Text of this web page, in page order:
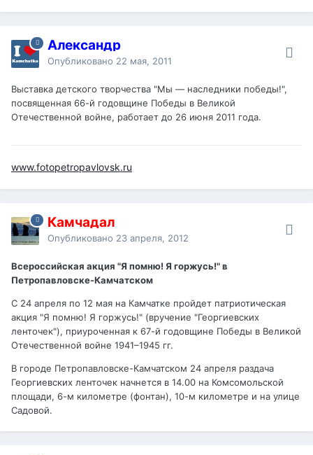
Александр
Опубликовано 22 мая, 2011
Выставка детского творчества "Мы — наследники победы!",
посвященная 66-й годовщине Победы в Великой
Отечественной войне, работает до 26 июня 2011 года.
www.fotopetropavlovsk.ru
Камчадал
Опубликовано 23 апреля, 2012
Всероссийская акция "Я помню! Я горжусь!" в
Петропавловске-Камчатском
С 24 апреля по 12 мая на Камчатке пройдет патриотическая
акция "Я помню! Я горжусь!" (вручение "Георгиевских
ленточек"), приуроченная к 67-й годовщине Победы в Великой
Отечественной войне 1941–1945 гг.
В городе Петропавловске-Камчатском 24 апреля раздача
Георгиевских ленточек начнется в 14.00 на Комсомольской
площади, 6-м километре (фонтан), 10-м километре и на улице
Садовой.